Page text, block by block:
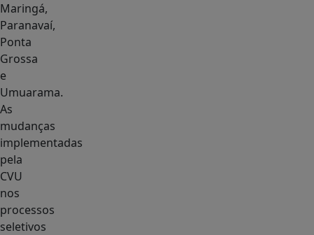
Maringá,
Paranavaí,
Ponta
Grossa
e
Umuarama.
As
mudanças
implementadas
pela
CVU
nos
processos
seletivos